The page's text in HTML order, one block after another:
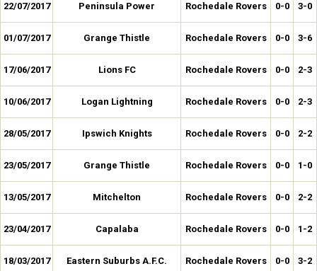
22/07/2017 Peninsula Power Rochedale Rovers 0-0 3-0
01/07/2017 Grange Thistle Rochedale Rovers 0-0 3-6
17/06/2017 Lions FC Rochedale Rovers 0-0 2-3
10/06/2017 Logan Lightning Rochedale Rovers 0-0 2-3
28/05/2017 Ipswich Knights Rochedale Rovers 0-0 2-2
23/05/2017 Grange Thistle Rochedale Rovers 0-0 1-0
13/05/2017 Mitchelton Rochedale Rovers 0-0 2-2
23/04/2017 Capalaba Rochedale Rovers 0-0 1-2
18/03/2017 Eastern Suburbs A.F.C. Rochedale Rovers 0-0 3-2